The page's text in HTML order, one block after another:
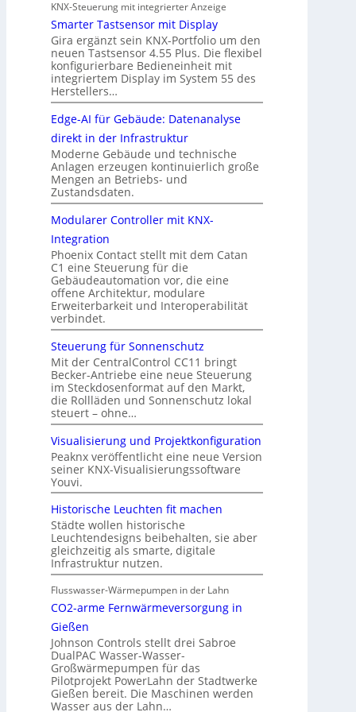
KNX-Steuerung mit integrierter Anzeige
Smarter Tastsensor mit Display
Gira ergänzt sein KNX-Portfolio um den
neuen Tastsensor 4.55 Plus. Die flexibel
konfigurierbare Bedieneinheit mit
integriertem Display im System 55 des
Herstellers…
Edge-AI für Gebäude: Datenanalyse
direkt in der Infrastruktur
Moderne Gebäude und technische
Anlagen erzeugen kontinuierlich große
Mengen an Betriebs- und
Zustandsdaten.
Modularer Controller mit KNX-
Integration
Phoenix Contact stellt mit dem Catan
C1 eine Steuerung für die
Gebäudeautomation vor, die eine
offene Architektur, modulare
Erweiterbarkeit und Interoperabilität
verbindet.
Steuerung für Sonnenschutz
Mit der CentralControl CC11 bringt
Becker-Antriebe eine neue Steuerung
im Steckdosenformat auf den Markt,
die Rollläden und Sonnenschutz lokal
steuert – ohne…
Visualisierung und Projektkonfiguration
Peaknx veröffentlicht eine neue Version
seiner KNX-Visualisierungssoftware
Youvi.
Historische Leuchten fit machen
Städte wollen historische
Leuchtendesigns beibehalten, sie aber
gleichzeitig als smarte, digitale
Infrastruktur nutzen.
Flusswasser-Wärmepumpen in der Lahn
CO2-arme Fernwärmeversorgung in
Gießen
Johnson Controls stellt drei Sabroe
DualPAC Wasser-Wasser-
Großwärmepumpen für das
Pilotprojekt PowerLahn der Stadtwerke
Gießen bereit. Die Maschinen werden
Wasser aus der Lahn…